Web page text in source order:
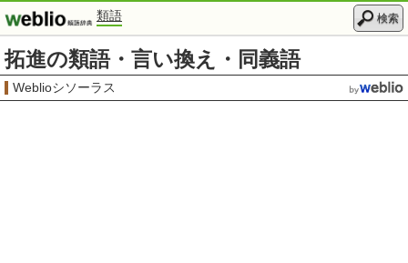
類語 検索
拓進の類語・言い換え・同義語
Weblioシソーラス